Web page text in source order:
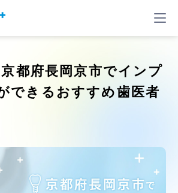
京都府長岡京市でインプ
できるおすすめ歯医者